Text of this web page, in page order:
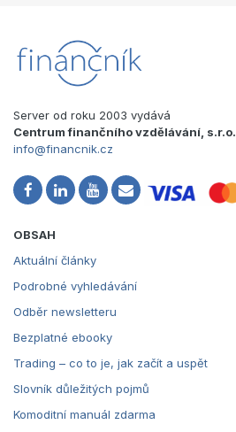
Server od roku 2003 vydává
Centrum finančního vzdělávání, s.r.o.
info@financnik.cz
OBSAH
Aktuální články
Podrobné vyhledávání
Odběr newsletteru
Bezplatné ebooky
Trading – co to je, jak začít a uspět
Slovník důležitých pojmů
Komoditní manuál zdarma